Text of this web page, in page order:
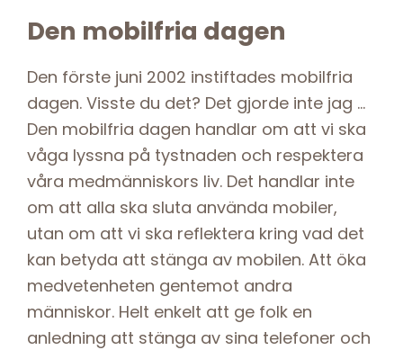
Den mobilfria dagen
Den förste juni 2002 instiftades mobilfria
dagen. Visste du det? Det gjorde inte jag …
Den mobilfria dagen handlar om att vi ska
våga lyssna på tystnaden och respektera
våra medmänniskors liv. Det handlar inte
om att alla ska sluta använda mobiler,
utan om att vi ska reflektera kring vad det
kan betyda att stänga av mobilen. Att öka
medvetenheten gentemot andra
människor. Helt enkelt att ge folk en
anledning att stänga av sina telefoner och